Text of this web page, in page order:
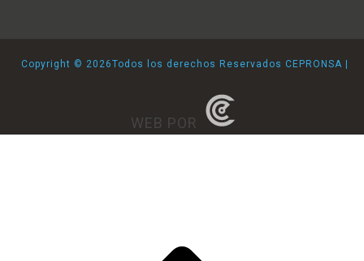
Copyright © 2026Todos los derechos Reservados CEPRONSA |
WEB POR